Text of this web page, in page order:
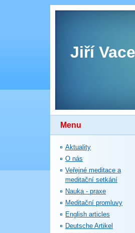
Jiří
Menu
Aktuality
O nás
Veřejné meditace a
meditační setkání
Nauka - praxe
Meditační promluvy
English articles
Deutsche Artikel